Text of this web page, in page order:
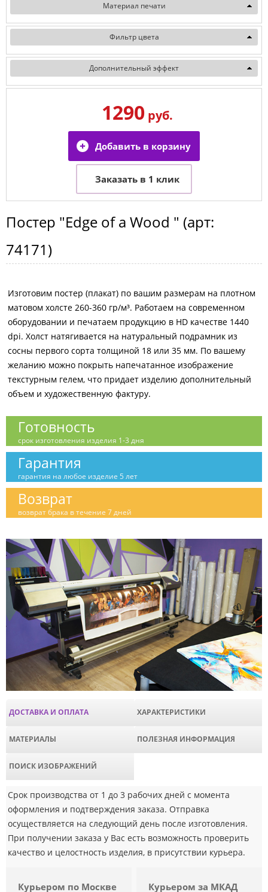
Материал печати
Фильтр цвета
Дополнительный эффект
1290руб.
Постер "Edge of a Wood " (арт:
74171)
Изготовим постер (плакат) по вашим размерам на плотном
матовом холсте 260-360 гр/м³. Работаем на современном
оборудовании и печатаем продукцию в HD качестве 1440
dpi. Холст натягивается на натуральный подрамник из
сосны первого сорта толщиной 18 или 35 мм. По вашему
желанию можно покрыть напечатанное изображение
текстурным гелем, что придает изделию дополнительный
объем и художественную фактуру.
Готовность
срок изготовления изделия 1-3 дня
Гарантия
гарантия на любое изделие 5 лет
Возврат
возврат брака в течение 7 дней
ДОСТАВКА И ОПЛАТА ХАРАКТЕРИСТИКИ
МАТЕРИАЛЫ ПОЛЕЗНАЯ ИНФОРМАЦИЯ
ПОИСК ИЗОБРАЖЕНИЙ
Срок производства от 1 до 3 рабочих дней с момента
оформления и подтверждения заказа. Отправка
осуществляется на следующий день после изготовления.
При получении заказа у Вас есть возможность проверить
качество и целостность изделия, в присутствии курьера.
Курьером по Москве Курьером за МКАД